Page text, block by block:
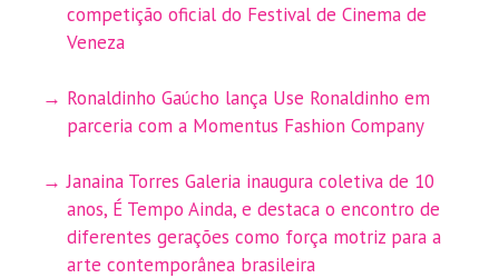
competição oficial do Festival de Cinema de
Veneza
Ronaldinho Gaúcho lança Use Ronaldinho em
parceria com a Momentus Fashion Company
Janaina Torres Galeria inaugura coletiva de 10
anos, É Tempo Ainda, e destaca o encontro de
diferentes gerações como força motriz para a
arte contemporânea brasileira